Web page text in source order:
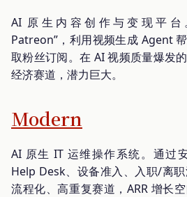
AI 原生内容创作与变现平台
Patreon”，利用视频生成 Agent
取粉丝订阅。在 AI 视频质量爆发
经济赛道，潜力巨大。
Modern
AI 原生 IT 运维操作系统。通过
Help Desk、设备准入、入职/离
流程化、高重复赛道，ARR 增长